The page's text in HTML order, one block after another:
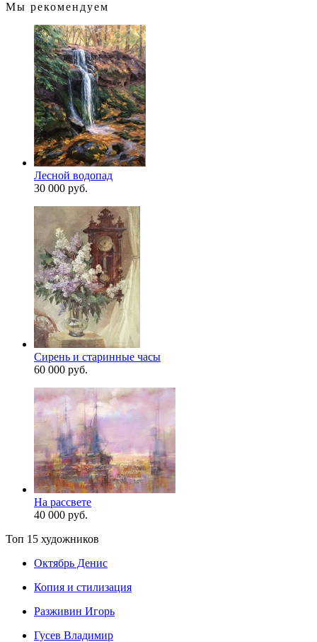
Мы рекомендуем
Лесной водопад
30 000 руб.
Сирень и старинные часы
60 000 руб.
На рассвете
40 000 руб.
Топ 15 художников
Октябрь Денис
Копия и стилизация
Разживин Игорь
Гусев Владимир